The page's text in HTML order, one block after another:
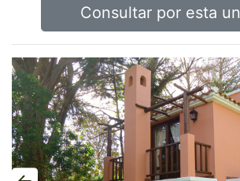
Consultar por esta